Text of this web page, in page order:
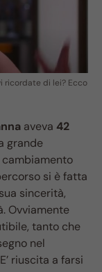
ricordate di lei? Ecco
aveva 42
grande
cambiamento
si è fatta
sincerità,
Ovviamente
tanto che
nel
E’ riuscita a farsi